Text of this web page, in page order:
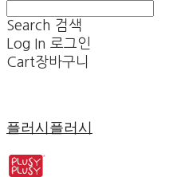
Search 검색
Log In 로그인
Cart장바구니
플러시플러시